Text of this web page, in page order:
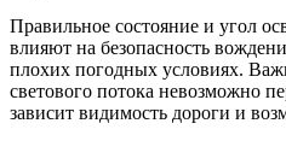
Правильное состояние и угол
влияют на безопасность
плохих погодных условиях.
светового потока невозможно
зависит видимость дороги и